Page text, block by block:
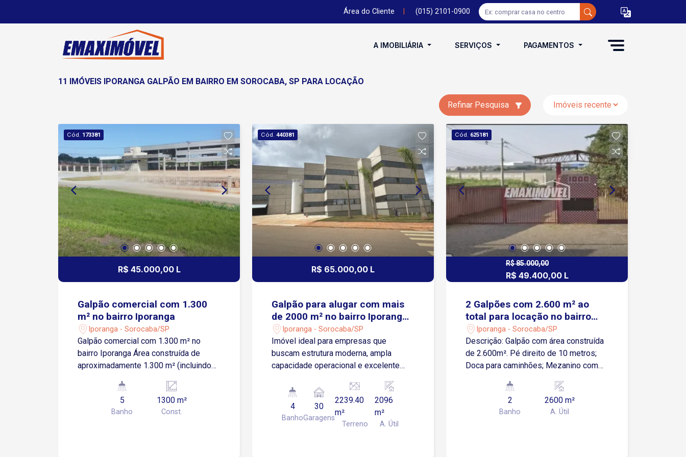
Área do Cliente (015) 2101-0900
A IMOBILIÁRIA SERVIÇOS PAGAMENTOS
11 IMÓVEIS IPORANGA GALPÃO EM BAIRRO EM SOROCABA, SP PARA LOCAÇÃO
Refinar Pesquisa
Cód. 173381
R$ 45.000,00 L
Galpão comercial com 1.300
m² no bairro Iporanga
Iporanga - Sorocaba/SP
Galpão comercial com 1.300 m² no
bairro Iporanga Área construída de
aproximadamente 1.300 m² (incluindo
de 13,2 metros, ideal para operações
logísticas e industriais Estrutura com
capacidade de carga de até 6 toneladas
5
Banho
1300 m²
Const.
Cód. 440381
R$ 65.000,00 L
Galpão para alugar com mais
de 2000 m² no bairro Iporanga
em Sorocaba/SP
Iporanga - Sorocaba/SP
Imóvel ideal para empresas que
buscam estrutura moderna, ampla
capacidade operacional e excelente
indústrias, centros logísticos ou
operações de grande porte. Área do
imóvel: 2.096 m² de área construída
1.300 m² de piso livre (área fabril) 66
4
Banho
30
Garagens
2239.40
m²
Terreno
2096
m²
A. Útil
Cód. 625181
R$ 85.000,00
R$ 49.400,00 L
2 Galpões com 2.600 m² ao
total para locação no bairro
Iporanga - Sorocaba/SP
Iporanga - Sorocaba/SP
Descrição: Galpão com área construída
de 2.600m². Pé direito de 10 metros;
Doca para caminhões; Mezanino com
Copa; Refeitório 150 kva de energia (75
kva cada galpão) Possibilidade de
implantação de posto primário pelo
2
Banho
2600 m²
A. Útil